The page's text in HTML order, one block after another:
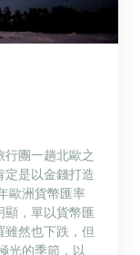
行團一趟北歐之
定是以金錢打造
歐洲貨幣匯率
顯，單以貨幣匯
然也下跌，但
光的季節，以